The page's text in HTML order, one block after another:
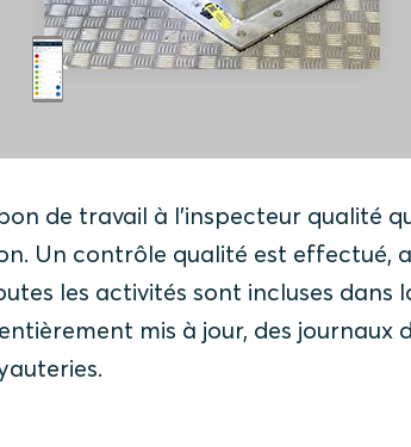
de travail à l'inspecteur qualité
Un contrôle qualité est effectué,
les activités sont incluses dans
mis à jour, des journaux